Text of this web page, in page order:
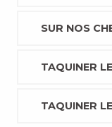
SUR NOS
TAQUINER
TAQUINER